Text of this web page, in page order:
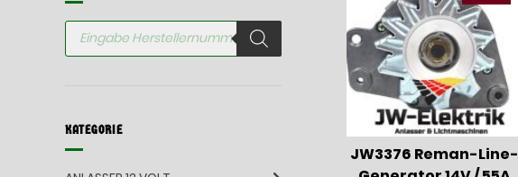
JW3376 Reman-Line-
Products
search
KATEGORIE